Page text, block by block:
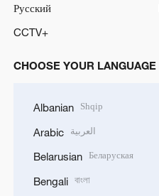
Русский
CCTV+
CHOOSE YOUR LANGUAGE
Albanian Shqip
Arabic العربية
Belarusian Беларуская
Bengali বাংলা